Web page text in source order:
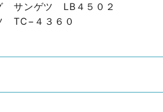
サンゲツ LB４５０２
TC−４３６０